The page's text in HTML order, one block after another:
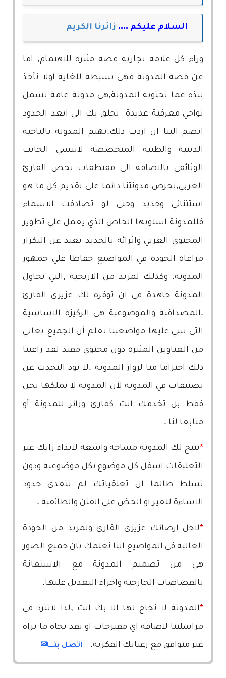
السلام عليكم .... زائرنا الكريم
وراء كل علامة تجارية قصة مثيرة للاهتمام, اما
عن قصة المدونة فهي بسيطة للغاية اولا نأخذ
نبذه عما تحتويه المدونة,هي مدونة عامة تشمل
نواحي معرفية عديدة تحلق بك الي ابعد الحدود
انضم الينا ان اردت ذلك.تهتم المدونة بالناحية
الدينية والطبية المتخصصة لاننسي الجانب
الوثائقي بالاضافة الي مقتطفات تخص القارئ
العربي,تحرص مدونتنا دائما علي تقديم كل ما هو
استثنائي وجديد وحتي لو تصادفت الاسماء
فللمدونة اسلوبها الخاص الذي يعمل علي تطوير
المحتوي العربي واثرائه بالجديد بعيد عن التكرار
مراعاة الجودة في المواضيع حفاظا علي جمهور
المدونة. وكذلك لمزيد من الاريحية ,التي تحاول
المدونة جاهدة في ان توفره لك عزيزي القارئ
.المصداقية والموضوعية هي الركيزة الاساسية
التي نبني عليها مواضعينا نعلم أن الجميع يعاني
من العناوين المثيرة دون محتوي مفيد لقد راعينا
ذلك احتراما منا لزوار المدونة .لا نود التحدث عن
تصنيفات في المدونة لأن المدونة لا نملكها نحن
فقط بل تخدمك انت كقارئ وزائر للمدونة أو
متابعا لنا .
*تتيح لك المدونة مساحة واسعة لابداء رايك عبر
التعليقات اسفل كل موضوع بكل موضوعية ودون
تسلط طالما ان تعلقياتك لم تتعدي حدود
الاساءة للغير او الحض علي الفتن والطائفية .
*لاجل ارضائك عزيزي القارئ ولمزيد من الجودة
العالية في المواضيع اننا نعلمك بان جميع الصور
هي من تصميم المدونة مع الاستعانة
بالقصاصات الخارجية واجراء التعديل عليها.
*المدونة لا نجاح لها الا بك انت ,لذا لاتترد في
مراسلتنا لاضافة اي مقترحات او نقد تجاه ما تراه
غير متوافق مع رغباتك الفكرية.
اتصل بنــــا✉